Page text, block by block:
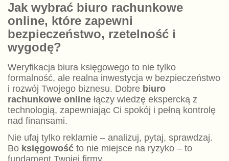
Jak wybrać biuro rachunkowe
online, które zapewni
bezpieczeństwo, rzetelność i
wygodę?
Weryfikacja biura księgowego to nie tylko
formalność, ale realna inwestycja w bezpieczeństwo
i rozwój Twojego biznesu. Dobre biuro
rachunkowe onlinełączy wiedzę ekspercką z
technologią, zapewniając Ci spokój i pełną kontrolę
nad finansami.
Nie ufaj tylko reklamie – analizuj, pytaj, sprawdzaj.
Bo księgowośćto nie miejsce na ryzyko – to